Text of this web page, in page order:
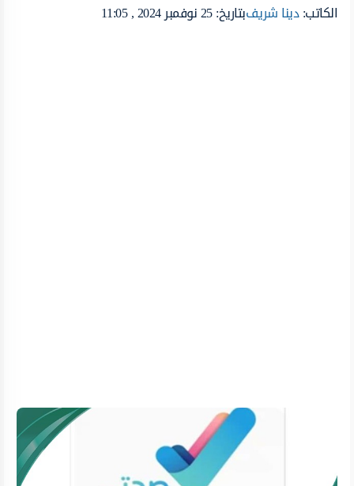
الكاتب:دينا شريفبتاريخ: 25 نوفمبر 2024 , 11:05